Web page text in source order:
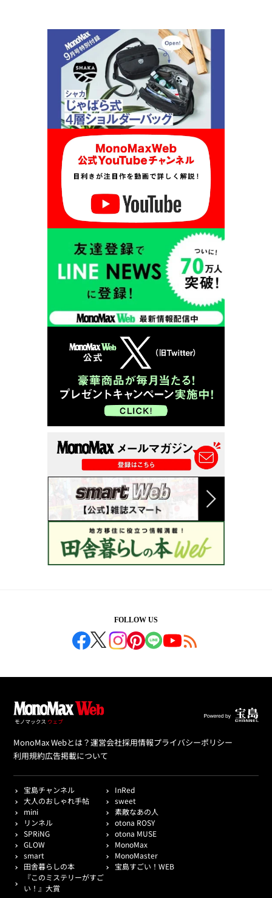
FOLLOW US
MonoMax Webとは？運営会社採用情報プライバシーポリシー
利用規約広告掲載について
宝島チャンネル
InRed
大人のおしゃれ手帖
sweet
mini
素敵なあの人
リンネル
otona ROSY
SPRiNG
otona MUSE
GLOW
MonoMax
smart
MonoMaster
田舎暮らしの本
宝島すごい！WEB
『このミステリーがすご
い！』大賞